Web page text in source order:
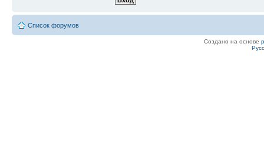
Список форумов
Создано на основе